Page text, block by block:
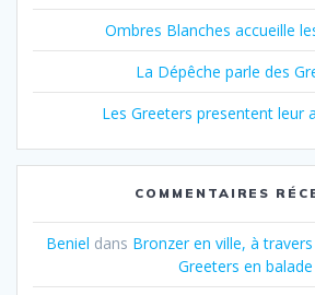
Ombres Blanches accueille
La Dépêche parle des
Les Greeters presentent leur
COMMENTAIRES
Beniel dans Bronzer en ville, à
Greeters en balade